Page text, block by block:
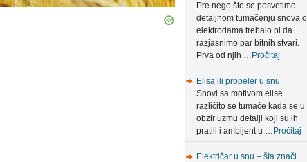
Pre nego što se posvetimo
detaljnom tumačenju snova o
elektrodama trebalo bi da
razjasnimo par bitnih stvari.
Prva od njih … Pročitaj
Elisa ili propeler u snu
Snovi sa motivom elise
različito se tumače kada se u
obzir uzmu detalji koji su ih
pratili i ambijent u … Pročitaj
Električar u snu – šta znači